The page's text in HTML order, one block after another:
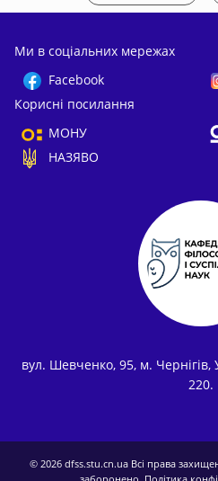
Ми в соціальних мережах
Facebook
Корисні посилання
МОНУ
НАЗЯВО
вул. Шевченко, 95, м. Чернігів,
220.
© 2026 dfss.stu.cn.ua Всі права